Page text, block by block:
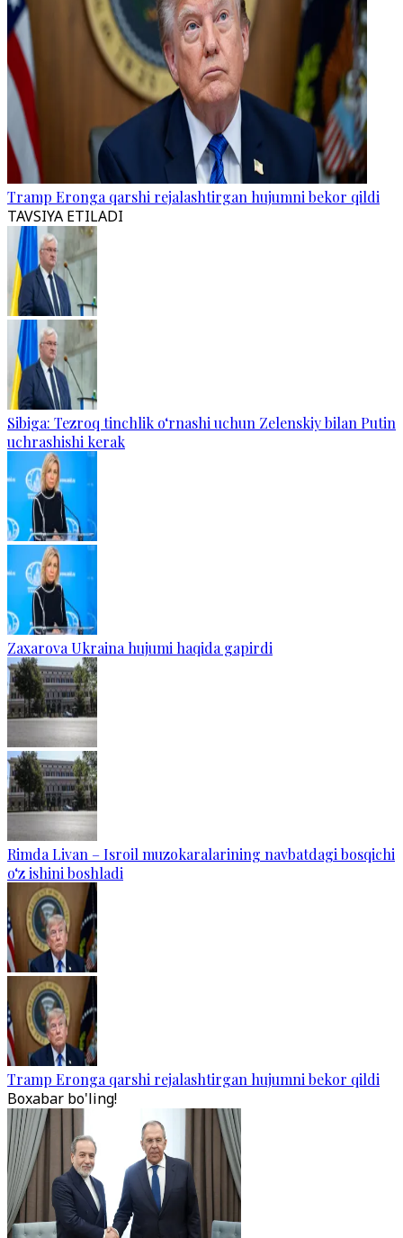
Tramp Eronga qarshi rejalashtirgan hujumni bekor qildi
TAVSIYA ETILADI
Sibiga: Tezroq tinchlik o‘rnashi uchun Zelenskiy bilan Putin
uchrashishi kerak
Zaxarova Ukraina hujumi haqida gapirdi
Rimda Livan – Isroil muzokaralarining navbatdagi bosqichi
o‘z ishini boshladi
Tramp Eronga qarshi rejalashtirgan hujumni bekor qildi
Boxabar bo'ling!